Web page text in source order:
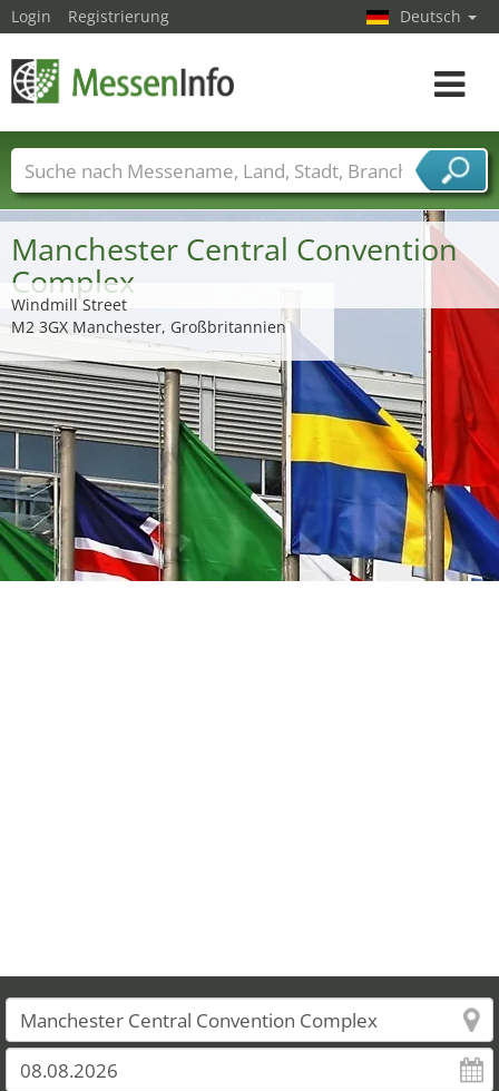
Manchester Central Convention
Complex
Windmill Street
M2 3GX Manchester, Großbritannien
Login Registrierung Deutsch
Toggle
Messenamen Länder Städte
Branchen
Dienstleisterbranchen